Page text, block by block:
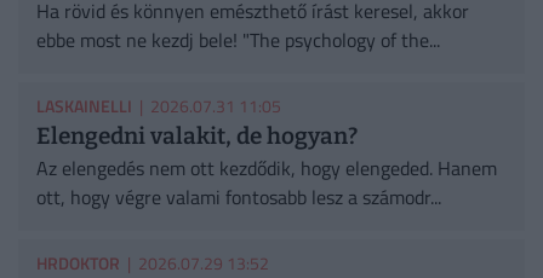
Ha rövid és könnyen emészthető írást keresel, akkor
ebbe most ne kezdj bele! "The psychology of the...
LASKAINELLI | 2026.07.31 11:05
Elengedni valakit, de hogyan?
Az elengedés nem ott kezdődik, hogy elengeded. Hanem
ott, hogy végre valami fontosabb lesz a számodr...
HRDOKTOR | 2026.07.29 13:52